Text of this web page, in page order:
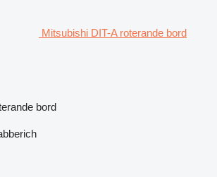
Mitsubishi DIT-A roterande bord
bord